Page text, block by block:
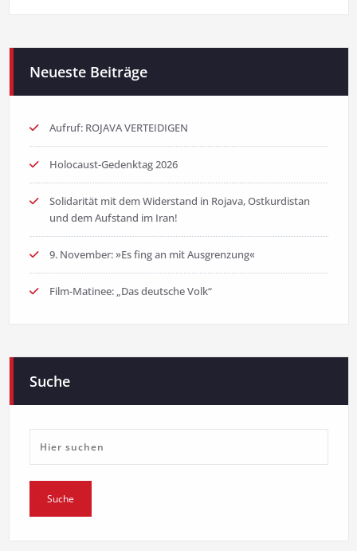
Neueste Beiträge
Aufruf: ROJAVA VERTEIDIGEN
Holocaust-Gedenktag 2026
Solidarität mit dem Widerstand in Rojava, Ostkurdistan
und dem Aufstand im Iran!
9. November: »Es fing an mit Ausgrenzung«
Film-Matinee: „Das deutsche Volk“
Suche